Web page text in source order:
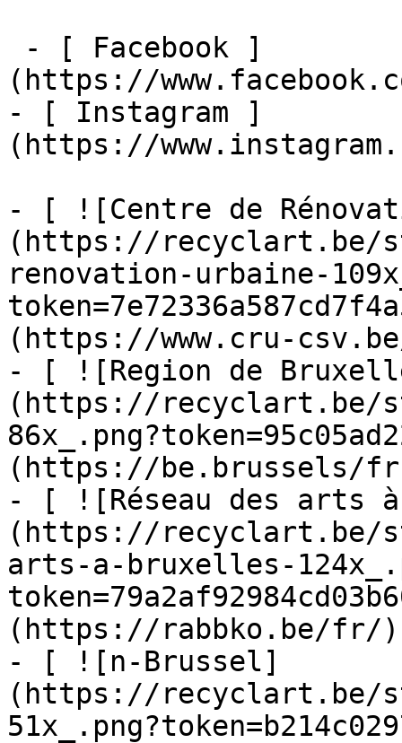
(https://
- [ Instagram ]
(https://
- [ ![Centre de
(https://recyclart.be/
renovation-urbaine-
(https://www.cru-
- [ ![Region de
(https://recyclart.be/
(https://be.brussels/
- [ ![Réseau des arts
(https://recyclart.be/
arts-a-bruxelles-
(https://rabbko.be/fr/)
- [ ![n-Brussel]
(https://recyclart.be/